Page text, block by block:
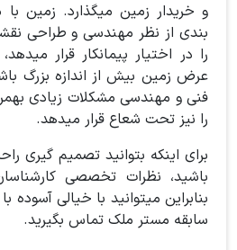
بندی از نظر مهندسی و طراحی
را در اختیار پیمانکار قرار
عرض زمین بیش از اندازه بزرگ
فنی و مهندسی مشکلات زیادی
را نیز تحت شعاع قرار میدهد.
برای اینکه بتوانید تصمیم گیری
باشید، نظرات تخصصی
بنابراین میتوانید با خیالی
سابقه مستر ملک تماس بگیرید.